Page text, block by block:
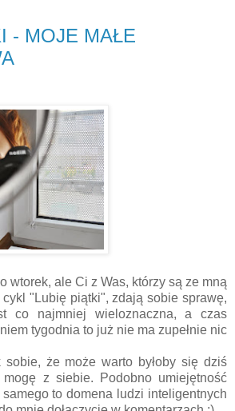
- MOJE MAŁE
wtorek, ale Ci z Was, którzy są ze mną
cykl "Lubię piątki", zdają sobie sprawę,
co najmniej wieloznaczna, a czas
tygodnia to już nie ma zupełnie nic
sobie, że może warto byłoby się dziś
z siebie. Podobno umiejętność
to domena ludzi inteligentnych